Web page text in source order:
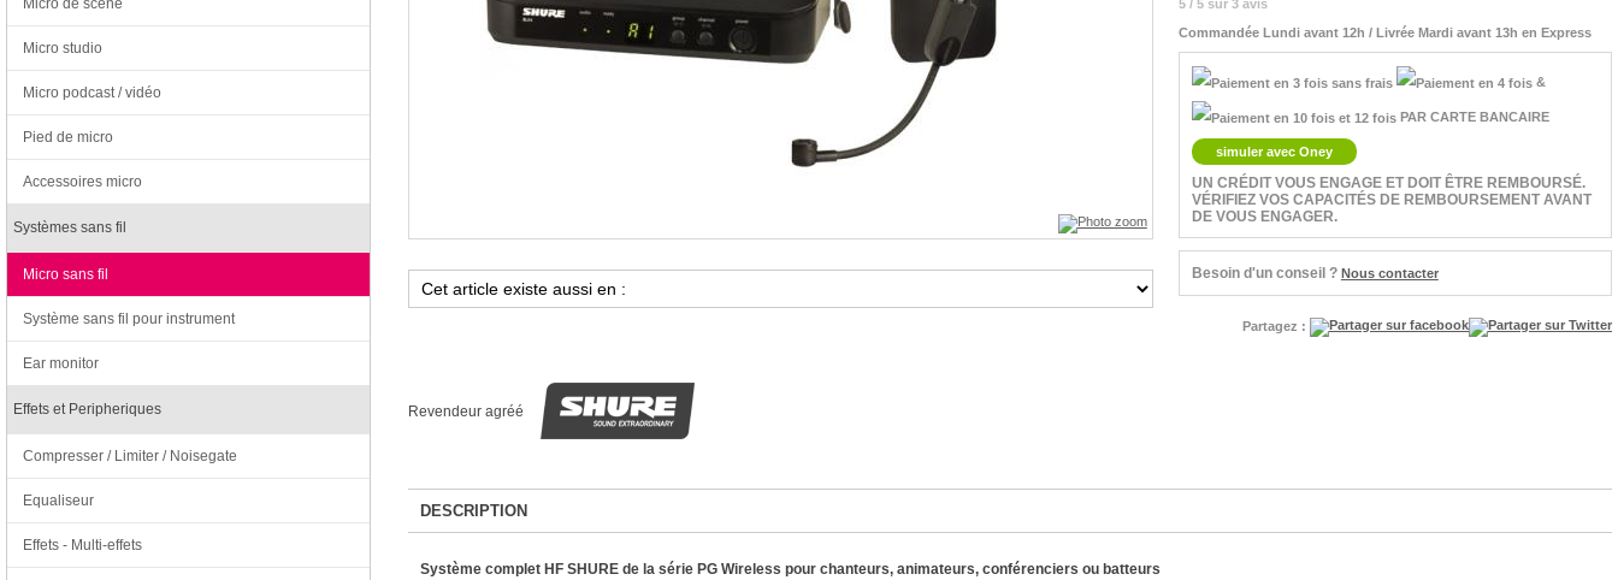
5 / 5 sur 3 avis
Commandée Lundi avant 12h / Livrée Mardi avant 13h en Express
&
PAR CARTE BANCAIRE
simuler avec Oney
UN CRÉDIT VOUS ENGAGE ET DOIT ÊTRE REMBOURSÉ.
VÉRIFIEZ VOS CAPACITÉS DE REMBOURSEMENT AVANT
DE VOUS ENGAGER.
Besoin d'un conseil ? Nous contacter
Partagez :
Revendeur agréé
DESCRIPTION
SystèmecompletHF SHURE de la série PG Wireless pour chanteurs, animateurs, conférenciers ou batteurs
Micro de scène
Micro studio
Micro podcast / vidéo
Pied de micro
Accessoires micro
Systèmes sans fil
Micro sans fil
Système sans fil pour instrument
Ear monitor
Effets et Peripheriques
Compresser / Limiter / Noisegate
Equaliseur
Effets - Multi-effets